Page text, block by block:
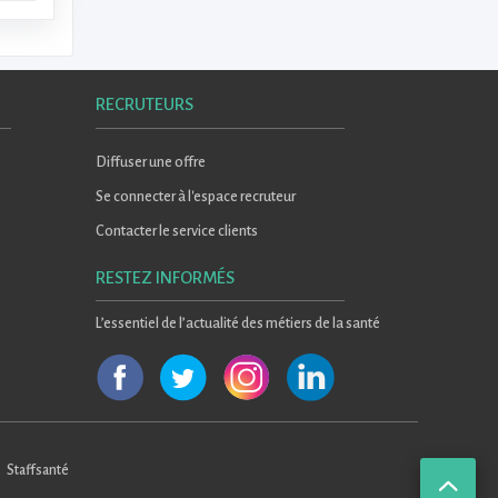
RECRUTEURS
Diffuser une offre
Se connecter à l'espace recruteur
Contacter le service clients
RESTEZ INFORMÉS
L’essentiel de l’actualité des métiers de la santé
Staffsanté